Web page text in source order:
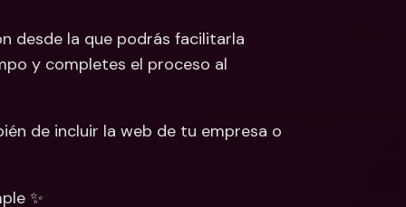
desde la que podrás facilitarla
y completes el proceso al
de incluir la web de tu empresa o
✨